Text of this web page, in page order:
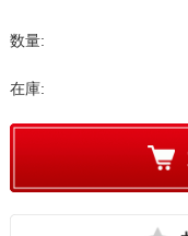
数量:
在庫: